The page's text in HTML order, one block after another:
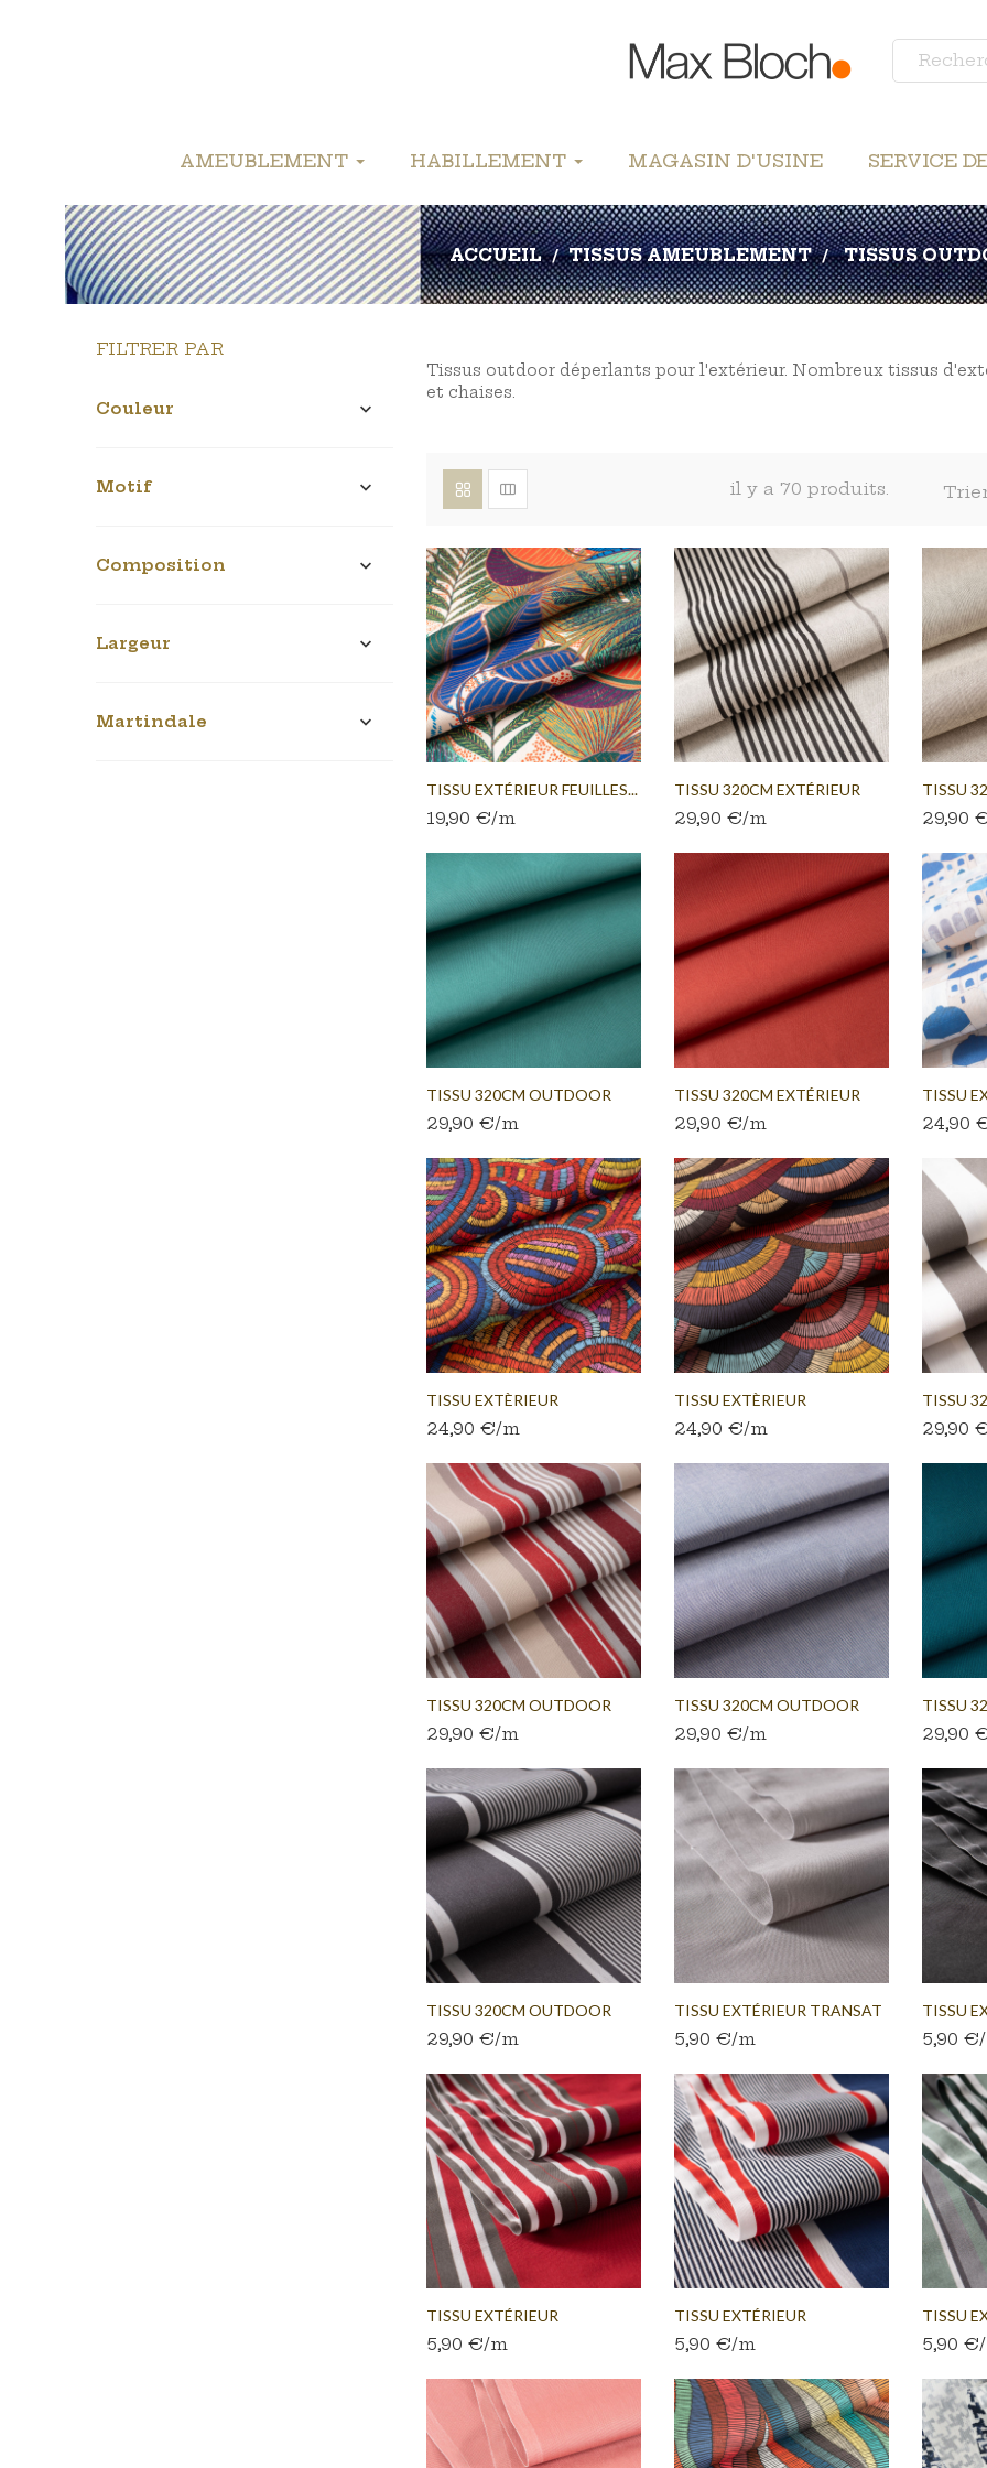
AMEUBLEMENT HABILLEMENT MAGASIN D'USINE SERVICE
ACCUEIL TISSUS AMEUBLEMENT TISSUS
FILTRER PAR
Couleur 
Motif 
Composition 
Largeur 
Martindale 
Tissus outdoor déperlants pour l'extérieur. Nombreux tissus
et chaises.
il y a 70 produits.
TISSU EXTÉRIEUR FEUILLES...
19,90 €/m
TISSU 320CM EXTÉRIEUR
LIGNÉ...
29,90 €/m
TISSU
CHINÉ...
29,90
TISSU 320CM OUTDOOR
UNI LAGON
29,90 €/m
TISSU 320CM EXTÉRIEUR
OCRE...
29,90 €/m
TISSU
24,90
TISSU EXTÈRIEUR
ETHNIQUE...
24,90 €/m
TISSU EXTÈRIEUR
ETHNIQUE...
24,90 €/m
TISSU
29,90
TISSU 320CM OUTDOOR
RAYURE...
29,90 €/m
TISSU 320CM OUTDOOR
CHINÉ BLEU
29,90 €/m
TISSU
29,90
TISSU 320CM OUTDOOR
RAYURE...
29,90 €/m
TISSU EXTÉRIEUR TRANSAT
GRIS
5,90 €/m
TISSU
NOIR
5,90
TISSU EXTÉRIEUR
TRANSAT...
5,90 €/m
TISSU EXTÉRIEUR
TRANSAT...
5,90 €/m
TISSU
5,90